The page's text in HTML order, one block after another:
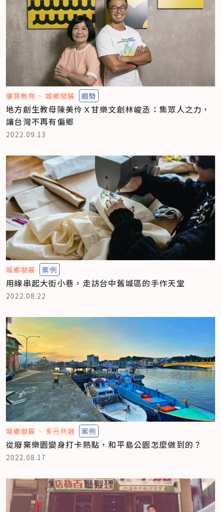
優質教育 城鄉發展 趨勢
地方創生教母陳美伶Ｘ甘樂文創林峻丞：集眾人之力，
讓台灣不再有偏鄉
2022.09.13
城鄉發展 案例
用線串起大街小巷，走訪台中舊城區的手作天堂
2022.08.22
城鄉發展 多元共融 案例
從廢棄樂園變身打卡熱點，和平島公園怎麼做到的？
2022.08.17